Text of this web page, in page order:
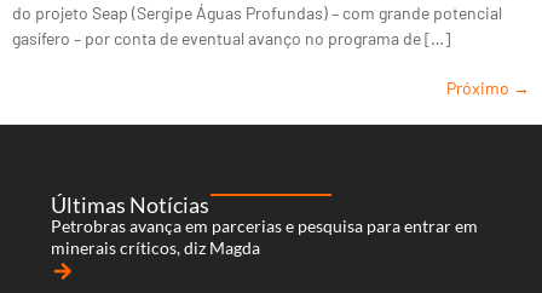
do projeto Seap (Sergipe Águas Profundas) – com grande potencial
gasífero – por conta de eventual avanço no programa de […]
Próximo →
Últimas Notícias
Petrobras avança em parcerias e pesquisa para entrar em
minerais críticos, diz Magda
arrow_forward